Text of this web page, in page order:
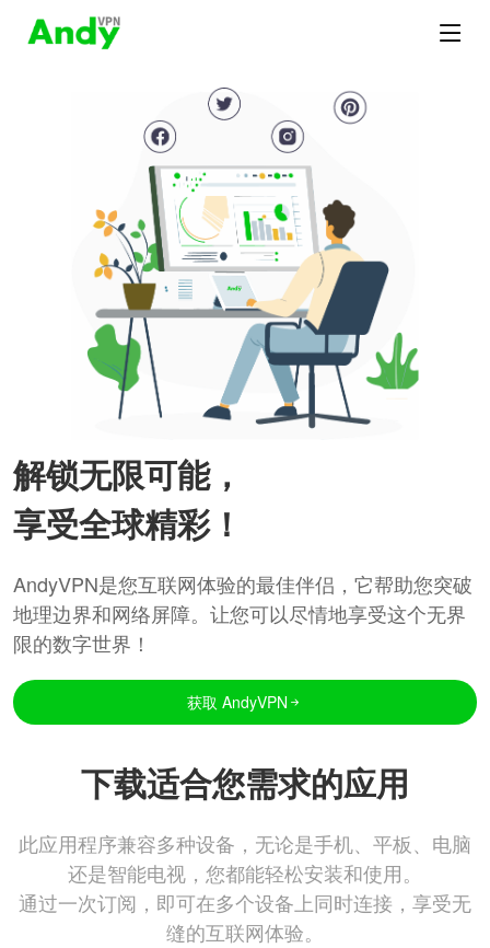
解锁无限可能，
享受全球精彩！
AndyVPN是您互联网体验的最佳伴侣，它帮助您突破
地理边界和网络屏障。让您可以尽情地享受这个无界
限的数字世界！
获取 AndyVPN
下载适合您需求的应用
此应用程序兼容多种设备，无论是手机、平板、电脑
还是智能电视，您都能轻松安装和使用。
通过一次订阅，即可在多个设备上同时连接，享受无
缝的互联网体验。